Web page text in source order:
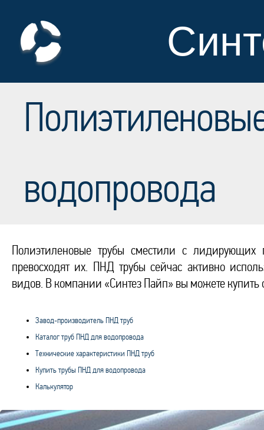
водопровода
Полиэтиленовые трубы сместили с
превосходят их. ПНД трубы сейчас активно
видов. В компании «Синтез Пайп» вы можете купить
Завод-производитель ПНД труб
Каталог труб ПНД для водопровода
Технические характеристики ПНД труб
Купить трубы ПНД для водопровода
Калькулятор